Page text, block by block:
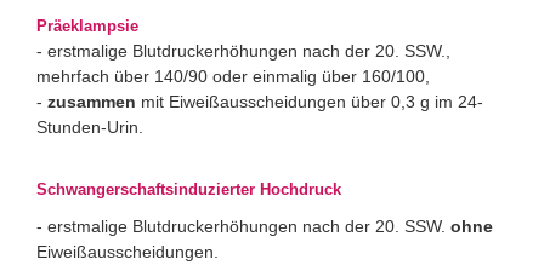
Präeklampsie
- erstmalige Blutdruckerhöhungen nach der 20. SSW.,
mehrfach über 140/90 oder einmalig über 160/100,
- zusammen mit Eiweißausscheidungen über 0,3 g im 24-
Stunden-Urin.
Schwangerschaftsinduzierter Hochdruck
- erstmalige Blutdruckerhöhungen nach der 20. SSW. ohne
Eiweißausscheidungen.